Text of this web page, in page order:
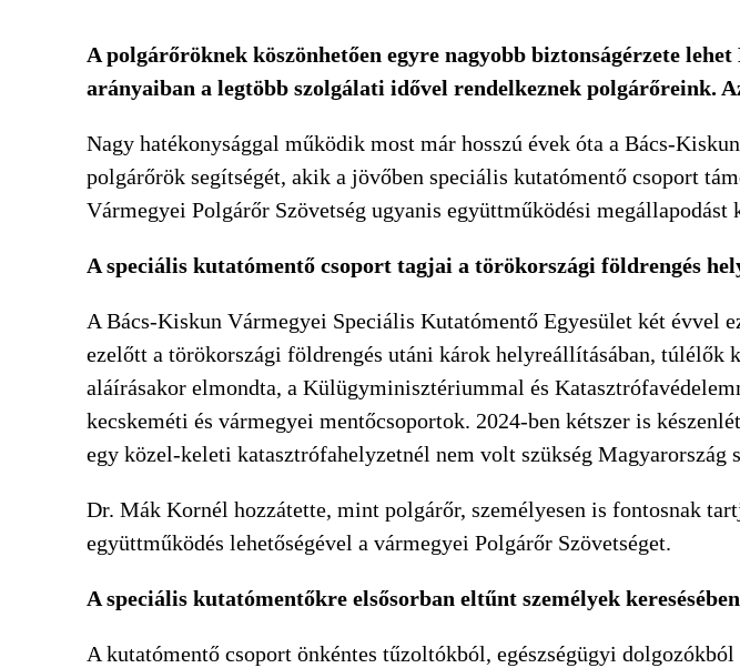
A polgárőröknek köszönhetően egyre nagyobb biztonságérzete
arányaiban a legtöbb szolgálati idővel rendelkeznek polgárőreink.
Nagy hatékonysággal működik most már hosszú évek óta a Bács-
polgárőrök segítségét, akik a jövőben speciális kutatómentő csoport
Vármegyei Polgárőr Szövetség ugyanis együttműködési
A speciális kutatómentő csoport tagjai a törökországi földrengés
A Bács-Kiskun Vármegyei Speciális Kutatómentő Egyesület két évvel
ezelőtt a törökországi földrengés utáni károk helyreállításában, túlélők
aláírásakor elmondta, a Külügyminisztériummal és
kecskeméti és vármegyei mentőcsoportok. 2024-ben kétszer is
egy közel-keleti katasztrófahelyzetnél nem volt szükség Magyarország
Dr. Mák Kornél hozzátette, mint polgárőr, személyesen is fontosnak
együttműködés lehetőségével a vármegyei Polgárőr Szövetséget.
A speciális kutatómentőkre elsősorban eltűnt személyek
A kutatómentő csoport önkéntes tűzoltókból, egészségügyi